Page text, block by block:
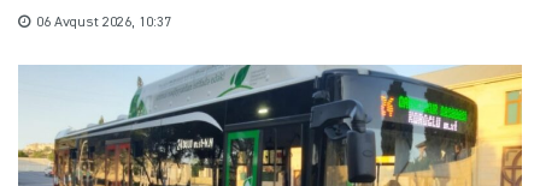
06 Avqust 2026, 10:37